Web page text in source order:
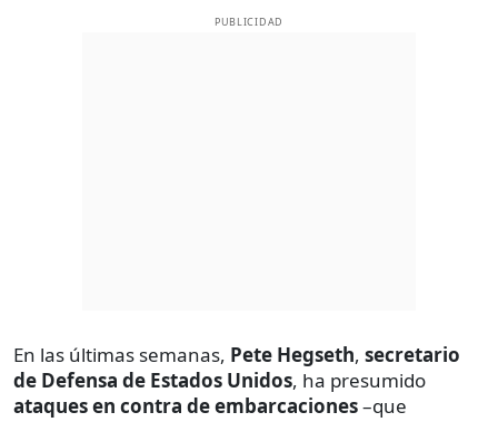
PUBLICIDAD
En las últimas semanas, Pete Hegseth, secretario
de Defensa de Estados Unidos, ha presumido
ataques en contra de embarcaciones–que